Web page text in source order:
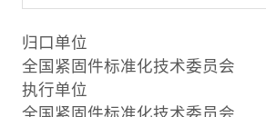
归口单位
全国紧固件标准化技术委员会
执行单位
全国紧固件标准化技术委员会